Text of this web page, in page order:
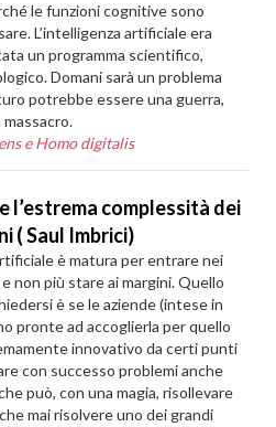
le funzioni cognitive sono
L’intelligenza artificiale era
un programma scientifico,
Domani sarà un problema
potrebbe essere una guerra,
e Homo digitalis
l’estrema complessità dei
( Saul Imbrici)
è matura per entrare nei
non più stare ai margini. Quello
è se le aziende (intese in
pronte ad accoglierla per quello
innovativo da certi punti
con successo problemi anche
può, con una magia, risollevare
mai risolvere uno dei grandi